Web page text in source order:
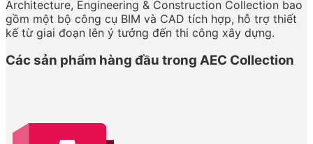
Architecture, Engineering & Construction Collection bao
gồm một bộ công cụ BIM và CAD tích hợp, hỗ trợ thiết
kế từ giai đoạn lên ý tưởng đến thi công xây dựng.
Các sản phẩm hàng đầu trong AEC Collection